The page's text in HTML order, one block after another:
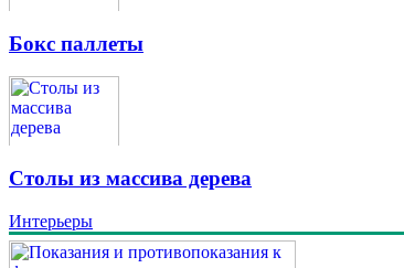
Бокс паллеты
Столы из массива дерева
Интерьеры